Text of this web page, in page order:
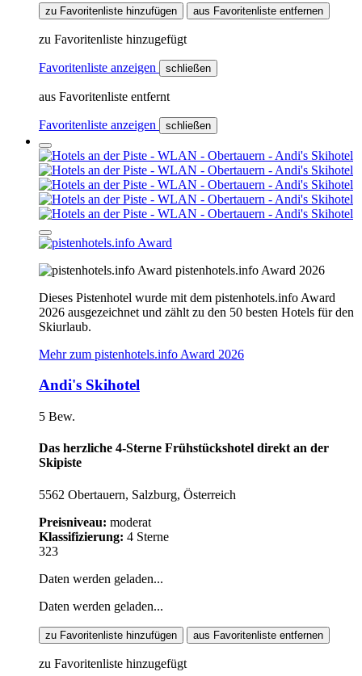
zu Favoritenliste hinzufügen aus Favoritenliste entfernen
zu Favoritenliste hinzugefügt
Favoritenliste anzeigen schließen
aus Favoritenliste entfernt
Favoritenliste anzeigen schließen
pistenhotels.info Award 2026
Dieses Pistenhotel wurde mit dem pistenhotels.info Award
2026 ausgezeichnet und zählt zu den 50 besten Hotels für den
Skiurlaub.
Mehr zum pistenhotels.info Award 2026
Andi's Skihotel
5 Bew.
Das herzliche 4-Sterne Frühstückshotel direkt an der
Skipiste
5562 Obertauern, Salzburg, Österreich
Preisniveau: moderat
Klassifizierung: 4 Sterne
323
Daten werden geladen...
Daten werden geladen...
zu Favoritenliste hinzufügen aus Favoritenliste entfernen
zu Favoritenliste hinzugefügt